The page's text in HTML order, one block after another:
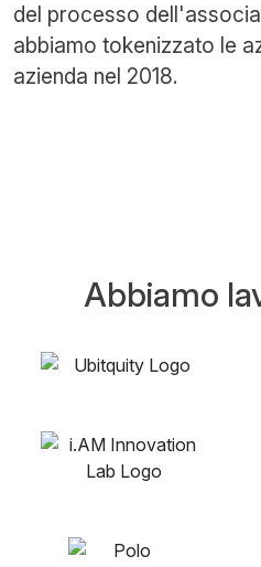
del processo
abbiamo tokenizzato le
azienda nel 2018.
Abbiamo